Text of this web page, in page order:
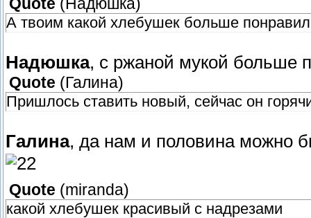
Quote ( Надюшка)
А твоим какой хлебушек больше
Надюшка, с ржаной мукой больше
Quote (Галина)
Пришлось ставить новый, сейчас он
Галина, да нам и половина можно
Quote (miranda)
какой хлебушек красивый с надрезами